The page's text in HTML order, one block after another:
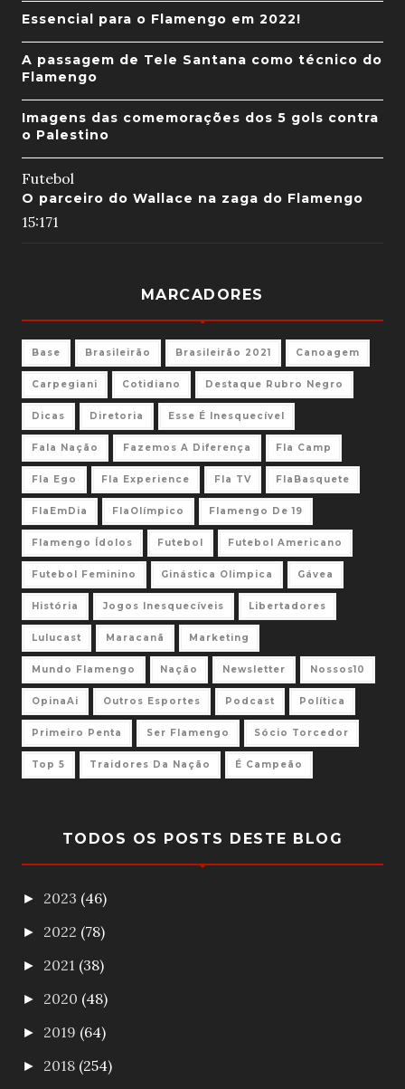
Essencial para o Flamengo em 2022!
A passagem de Tele Santana como técnico do
Flamengo
Imagens das comemorações dos 5 gols contra
o Palestino
Futebol
O parceiro do Wallace na zaga do Flamengo
15:171
MARCADORES
Base Brasileirão Brasileirão 2021 Canoagem
Carpegiani Cotidiano Destaque Rubro Negro
Dicas Diretoria Esse É Inesquecível
Fala Nação Fazemos A Diferença Fla Camp
Fla Ego Fla Experience Fla TV FlaBasquete
FlaEmDia FlaOlímpico Flamengo De 19
Flamengo Ídolos Futebol Futebol Americano
Futebol Feminino Ginástica Olimpica Gávea
História Jogos Inesquecíveis Libertadores
Lulucast Maracanã Marketing
Mundo Flamengo Nação Newsletter Nossos10
OpinaAi Outros Esportes Podcast Política
Primeiro Penta Ser Flamengo Sócio Torcedor
Top 5 Traidores Da Nação É Campeão
TODOS OS POSTS DESTE BLOG
► 2023 (46)
► 2022 (78)
► 2021 (38)
► 2020 (48)
► 2019 (64)
► 2018 (254)